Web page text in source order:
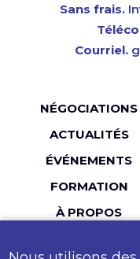
Sans frais.
Courriel.
Menu
Pied
page
NÉGOCIATIONS
ACTUALITÉS
ÉVÉNEMENTS
FORMATION
À PROPOS